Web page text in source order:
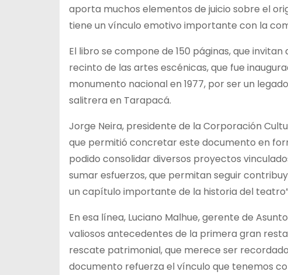
aporta muchos elementos de juicio sobre el
tiene un vínculo emotivo importante con la
El libro se compone de 150 páginas, que
recinto de las artes escénicas, que fue
monumento nacional en 1977, por ser un
salitrera en Tarapacá.
Jorge Neira, presidente de la Corporación
que permitió concretar este documento en
podido consolidar diversos proyectos
sumar esfuerzos, que permitan seguir
un capítulo importante de la historia del
En esa línea, Luciano Malhue, gerente de
valiosos antecedentes de la primera gran
rescate patrimonial, que merece ser
documento refuerza el vínculo que tenemos